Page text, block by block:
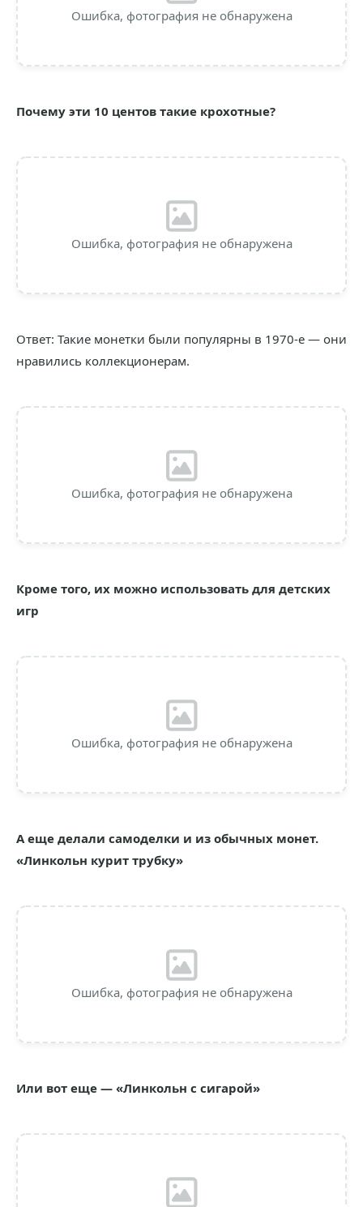
Ошибка, фотография не обнаружена
Почему эти 10 центов такие крохотные?
Ошибка, фотография не обнаружена
Ответ: Такие монетки были популярны в 1970-е — они
нравились коллекционерам.
Ошибка, фотография не обнаружена
Кроме того, их можно использовать для детских
игр
Ошибка, фотография не обнаружена
А еще делали самоделки и из обычных монет.
«Линкольн курит трубку»
Ошибка, фотография не обнаружена
Или вот еще — «Линкольн с сигарой»